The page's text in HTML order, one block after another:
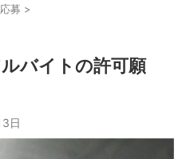
募 >
バイトの許可願
日